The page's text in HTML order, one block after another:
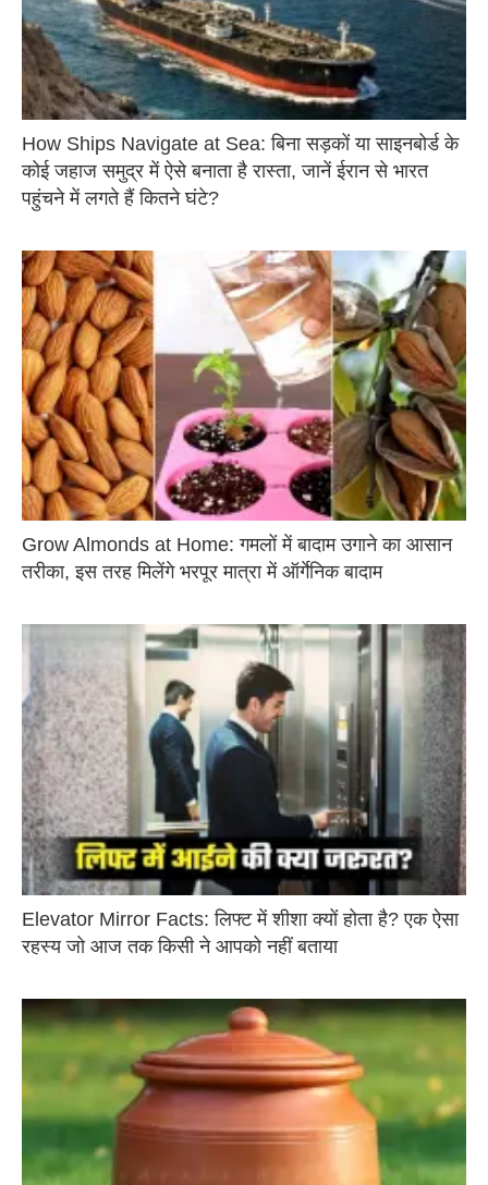
How Ships Navigate at Sea: बिना सड़कों या साइनबोर्ड के
कोई जहाज समुद्र में ऐसे बनाता है रास्ता, जानें ईरान से भारत
पहुंचने में लगते हैं कितने घंटे?
Grow Almonds at Home: गमलों में बादाम उगाने का आसान
तरीका, इस तरह मिलेंगे भरपूर मात्रा में ऑर्गेनिक बादाम
Elevator Mirror Facts: लिफ्ट में शीशा क्यों होता है? एक ऐसा
रहस्य जो आज तक किसी ने आपको नहीं बताया